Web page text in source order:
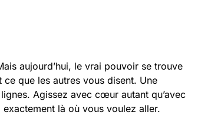
aujourd’hui, le vrai pouvoir se trouve
ce que les autres vous disent. Une
Agissez avec cœur autant qu’avec
là où vous voulez aller.